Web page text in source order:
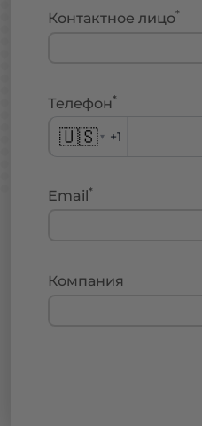
Контактное лицо*
Телефон*
🇺🇸 ▾ +1
Email*
Компания